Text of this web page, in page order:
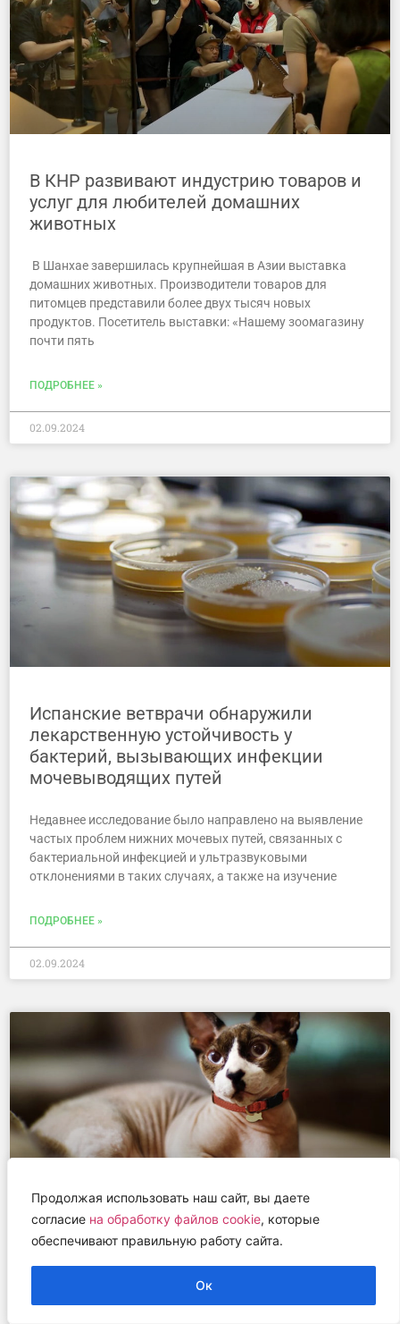
Продолжая использовать наш сайт, вы даете
согласие на обработку файлов cookie, которые
обеспечивают правильную работу сайта.
Ок
В КНР развивают индустрию товаров и
услуг для любителей домашних
животных
В Шанхае завершилась крупнейшая в Азии выставка
домашних животных. Производители товаров для
питомцев представили более двух тысяч новых
продуктов. Посетитель выставки: «Нашему зоомагазину
почти пять
ПОДРОБНЕЕ »
02.09.2024
Испанские ветврачи обнаружили
лекарственную устойчивость у
бактерий, вызывающих инфекции
мочевыводящих путей
Недавнее исследование было направлено на выявление
частых проблем нижних мочевых путей, связанных с
бактериальной инфекцией и ультразвуковыми
отклонениями в таких случаях, а также на изучение
ПОДРОБНЕЕ »
02.09.2024
Прорыв в ветеринарии: в Удмуртии
создан инновационный
антивозрастной корм для кошек